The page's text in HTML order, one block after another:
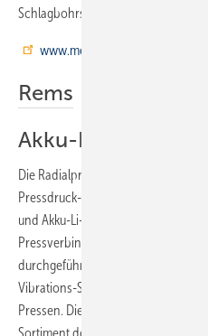
Schlagbohrschrauber SB 18 L BL an.
www.metabo.com
Rems
Akku-Radialpresse
Die Radialpresse Akku-Press 22 V
Pressdruck-Monitoring –
und Akku-Li-Ion-Technologie
Pressverbindungen von 10 bis 108
durchgeführt werden. Sie wiegt 3,2
Vibrations-System sorgt für
Pressen. Die Pressmaschine ist
Sortiment der Rems-Presszangen